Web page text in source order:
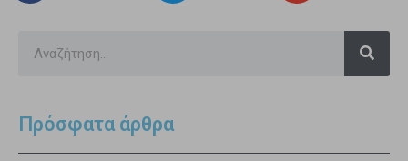
Πρόσφατα άρθρα